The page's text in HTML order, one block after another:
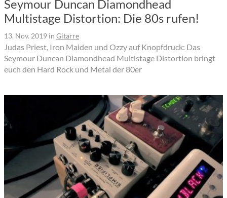
Seymour Duncan Diamondhead
Multistage Distortion: Die 80s rufen!
13. Nov. 2019 in Gitarre
Judas Priest, Iron Maiden und Ozzy auf Knopfdruck: Das
Seymour Duncan Diamondhead Multistage Distortion bringt
euch den Hard Rock und Metal der 80er